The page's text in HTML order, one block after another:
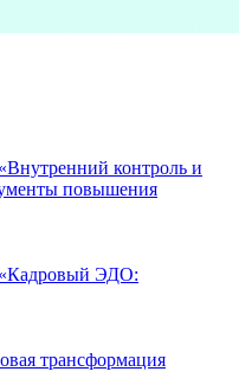
контроль и
повышения
«Кадровый ЭДО:
трансформация